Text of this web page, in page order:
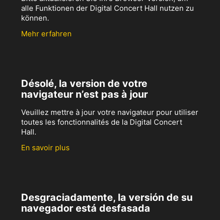
alle Funktionen der Digital Concert Hall nutzen zu
können.
Mehr erfahren
Désolé, la version de votre
navigateur n’est pas à jour
Veuillez mettre à jour votre navigateur pour utiliser
toutes les fonctionnalités de la Digital Concert
Hall.
En savoir plus
Desgraciadamente, la versión de su
navegador está desfasada